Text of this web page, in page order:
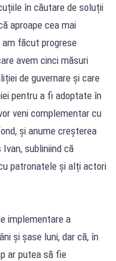
în căutare de soluții
aproape cea mai
am făcut progrese
avem cinci măsuri
de guvernare și care
pentru a fi adoptate în
veni complementar cu
și anume creșterea
subliniind că
patronatele și alți actori
implementare a
și șase luni, dar că, în
ar putea să fie